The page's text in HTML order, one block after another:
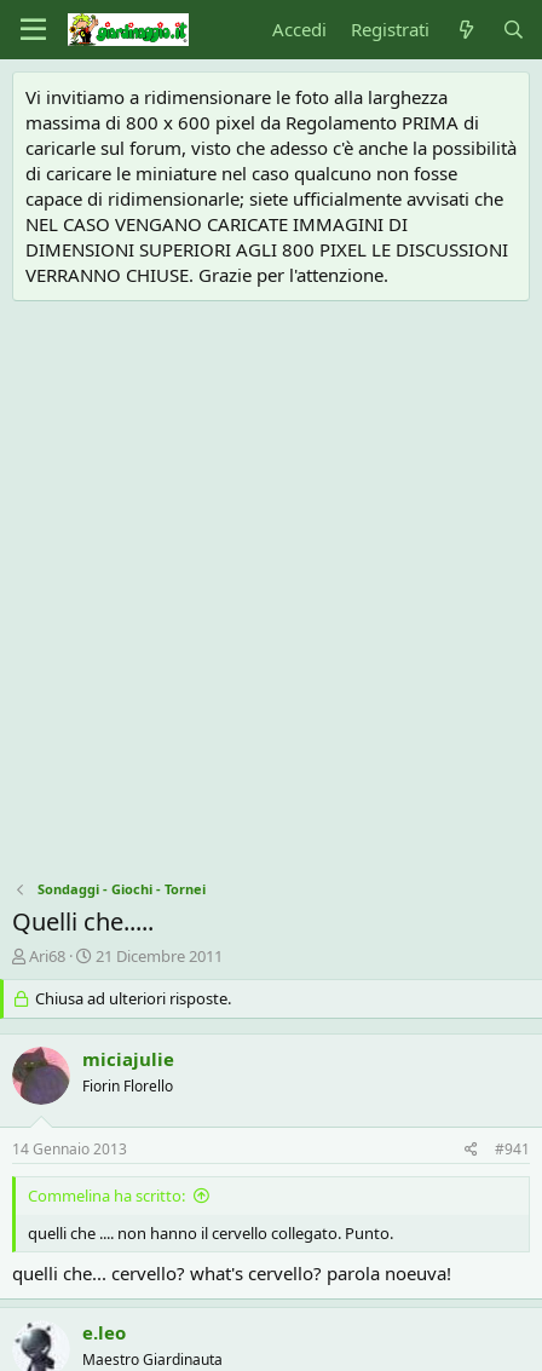
Accedi Registrati
Vi invitiamo a ridimensionare le foto alla larghezza
massima di 800 x 600 pixel da Regolamento PRIMA di
caricarle sul forum, visto che adesso c'è anche la possibilità
di caricare le miniature nel caso qualcuno non fosse
capace di ridimensionarle; siete ufficialmente avvisati che
NEL CASO VENGANO CARICATE IMMAGINI DI
DIMENSIONI SUPERIORI AGLI 800 PIXEL LE DISCUSSIONI
VERRANNO CHIUSE. Grazie per l'attenzione.
Sondaggi - Giochi - Tornei
Quelli che.....
C
r
e
a
t
o
r
e
D
i
s
c
s
s
i
o
n
e
Ari68
D
a
t
a
d
i
i
i
z
i
o
21 Dicembre 2011
Chiusa ad ulteriori risposte.
miciajulie
Fiorin Florello
14 Gennaio 2013 #941
Commelina ha scritto:
quelli che .... non hanno il cervello collegato. Punto.
quelli che... cervello? what's cervello? parola noeuva!
e.leo
Maestro Giardinauta